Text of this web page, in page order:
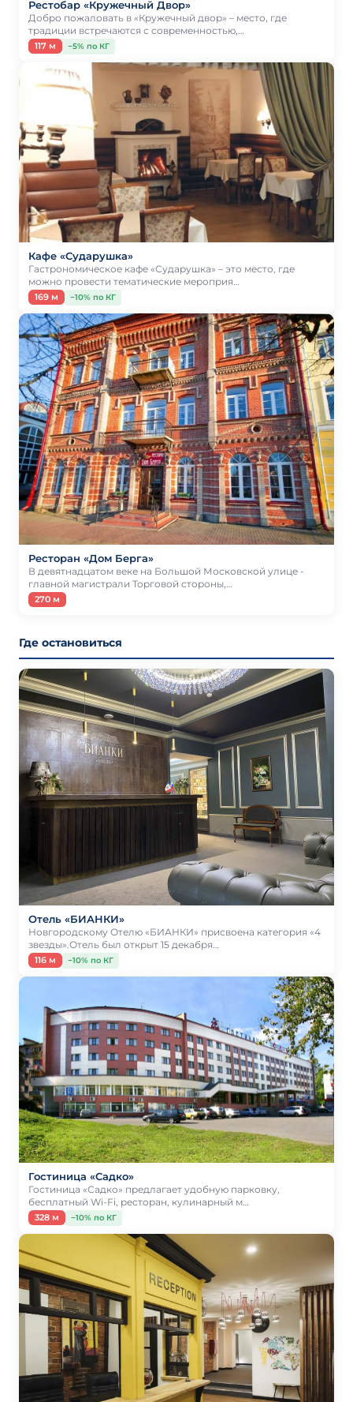
Рестобар «Кружечный Двор»
Добро пожаловать в «Кружечный двор» – место, где
традиции встречаются с современностью,…
117 м −5% по КГ
Кафе «Сударушка»
Гастрономическое кафе «Сударушка» – это место, где
можно провести тематические мероприя…
169 м −10% по КГ
Ресторан «Дом Берга»
В девятнадцатом веке на Большой Московской улице -
главной магистрали Торговой стороны,…
270 м
Где остановиться
Отель «БИАНКИ»
Новгородскому Отелю «БИАНКИ» присвоена категория «4
звезды».Отель был открыт 15 декабря…
116 м −10% по КГ
Гостиница «Садко»
Гостиница «Садко» предлагает удобную парковку,
бесплатный Wi-Fi, ресторан, кулинарный м…
328 м −10% по КГ